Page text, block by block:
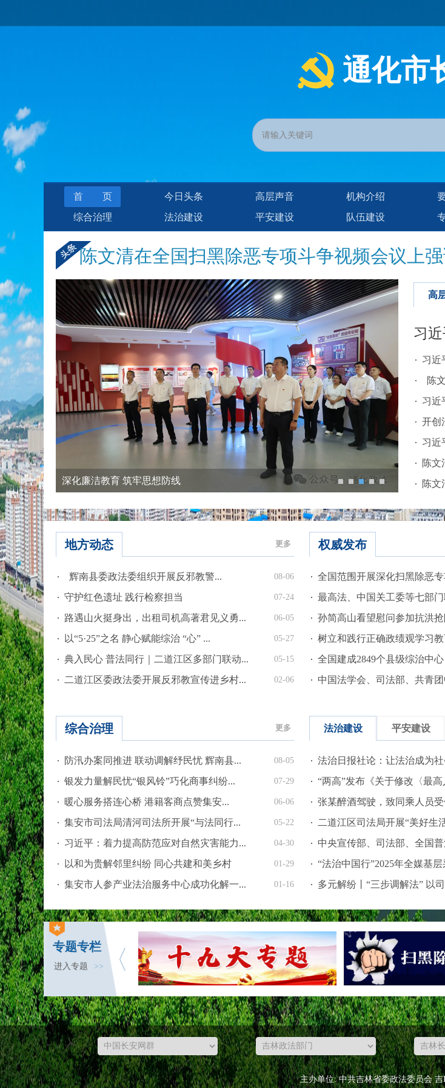
通化市
首页 今日头条 高层声音 机构介绍
综合治理
法治建设 平安建设 队伍建设
陈文清在全国扫黑除恶专项斗争视频会议上
深化廉洁教育 筑牢思想防线
高
习
习近
陈
习近
开创
习近
陈文
陈文
地方动态 更多
08-06
辉南县委政法委组织开展反邪教警...
07-24
守护红色遗址 践行检察担当
06-05
路遇山火挺身出，出租司机高著君见义勇...
05-27
以“5·25”之名 静心赋能综治 “心” ...
05-15
典入民心 普法同行｜二道江区多部门联动...
02-06
二道江区委政法委开展反邪教宣传进乡村...
权威发布
全国范围开展深化扫黑除恶
最高法、中国关工委等七部
孙简高山看望慰问参加抗洪
树立和践行正确政绩观学习
全国建成2849个县级综治中
中国法学会、司法部、共青
综合治理 更多
08-05
防汛办案同推进 联动调解纾民忧 辉南县...
07-29
银发力量解民忧“银风铃”巧化商事纠纷...
06-06
暖心服务搭连心桥 港籍客商点赞集安...
05-22
集安市司法局清河司法所开展“与法同行...
04-30
习近平：着力提高防范应对自然灾害能力...
01-29
以和为贵解邻里纠纷 同心共建和美乡村
01-16
集安市人参产业法治服务中心成功化解一...
法治建设 平安建设
法治日报社论：让法治成为
“两高”发布《关于修改〈最高
张某醉酒驾驶，致同乘人员
二道江区司法局开展“美好生
中央宣传部、司法部、全国
“法治中国行”2025年全媒基
多元解纷丨“三步调解法” 以
专题专栏
进入专题 >>
主办单位: 中共吉林省委政法委员会 吉